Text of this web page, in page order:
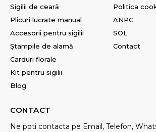
Sigilii de ceară
Plicuri lucrate manual
Accesorii pentru sigilii
Ștampile de alamă
Carduri florale
Kit pentru sigilii
Blog
Politica
ANPC
SOL
Contact
CONTACT
Ne poti contacta pe Email, Telefon,